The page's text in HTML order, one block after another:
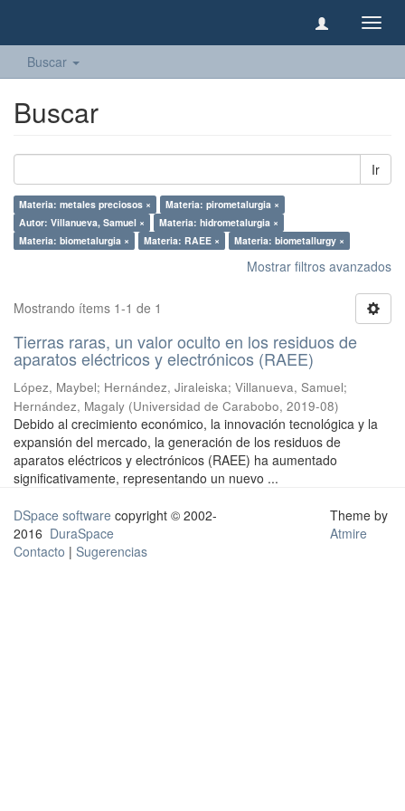
Buscar
Buscar
Ir
Materia: metales preciosos ×
Materia: pirometalurgia ×
Autor: Villanueva, Samuel ×
Materia: hidrometalurgia ×
Materia: biometalurgia ×
Materia: RAEE × Materia: biometallurgy ×
Mostrar filtros avanzados
Mostrando ítems 1-1 de 1
Tierras raras, un valor oculto en los residuos de
aparatos eléctricos y electrónicos (RAEE)
López, Maybel; Hernández, Jiraleiska; Villanueva, Samuel;
Hernández, Magaly (Universidad de Carabobo, 2019-08)
Debido al crecimiento económico, la innovación tecnológica y la
expansión del mercado, la generación de los residuos de
aparatos eléctricos y electrónicos (RAEE) ha aumentado
significativamente, representando un nuevo ...
DSpace software copyright © 2002-
2016 DuraSpace
Contacto | Sugerencias
Theme by
Atmire